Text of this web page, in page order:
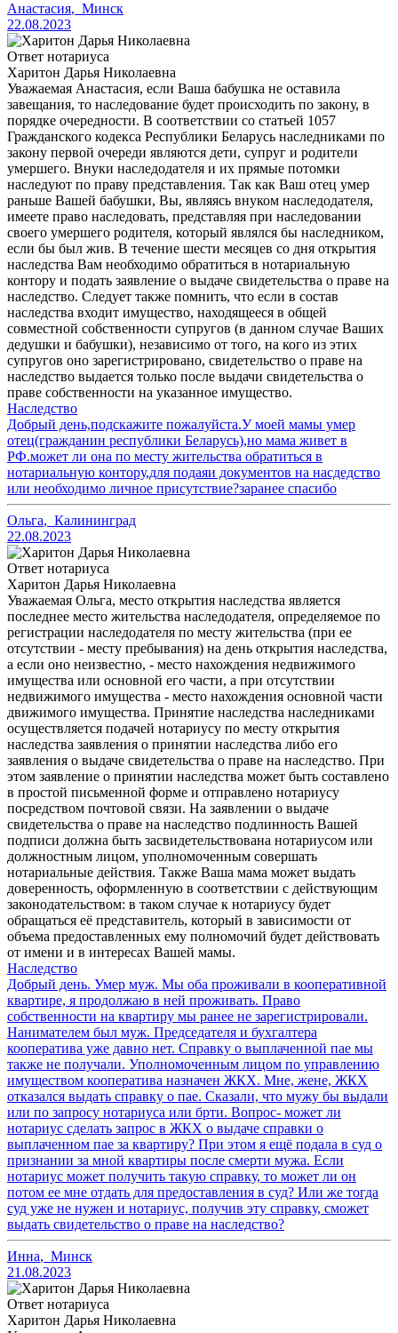
Анастасия, Минск
22.08.2023
Ответ нотариуса
Харитон Дарья Николаевна
Уважаемая Анастасия, если Ваша бабушка не оставила
завещания, то наследование будет происходить по закону, в
порядке очередности. В соответствии со статьей 1057
Гражданского кодекса Республики Беларусь наследниками по
закону первой очереди являются дети, супруг и родители
умершего. Внуки наследодателя и их прямые потомки
наследуют по праву представления. Так как Ваш отец умер
раньше Вашей бабушки, Вы, являясь внуком наследодателя,
имеете право наследовать, представляя при наследовании
своего умершего родителя, который являлся бы наследником,
если бы был жив. В течение шести месяцев со дня открытия
наследства Вам необходимо обратиться в нотариальную
контору и подать заявление о выдаче свидетельства о праве на
наследство. Следует также помнить, что если в состав
наследства входит имущество, находящееся в общей
совместной собственности супругов (в данном случае Ваших
дедушки и бабушки), независимо от того, на кого из этих
супругов оно зарегистрировано, свидетельство о праве на
наследство выдается только после выдачи свидетельства о
праве собственности на указанное имущество.
Наследство
Добрый день,подскажите пожалуйста.У моей мамы умер
отец(гражданин республики Беларусь),но мама живет в
РФ.может ли она по месту жительства обратиться в
нотариальную контору,для подаяи документов на насдедство
или необходимо личное присутствие?заранее спасибо
Ольга, Калининград
22.08.2023
Ответ нотариуса
Харитон Дарья Николаевна
Уважаемая Ольга, место открытия наследства является
последнее место жительства наследодателя, определяемое по
регистрации наследодателя по месту жительства (при ее
отсутствии - месту пребывания) на день открытия наследства,
а если оно неизвестно, - место нахождения недвижимого
имущества или основной его части, а при отсутствии
недвижимого имущества - место нахождения основной части
движимого имущества. Принятие наследства наследниками
осуществляется подачей нотариусу по месту открытия
наследства заявления о принятии наследства либо его
заявления о выдаче свидетельства о праве на наследство. При
этом заявление о принятии наследства может быть составлено
в простой письменной форме и отправлено нотариусу
посредством почтовой связи. На заявлении о выдаче
свидетельства о праве на наследство подлинность Вашей
подписи должна быть засвидетельствована нотариусом или
должностным лицом, уполномоченным совершать
нотариальные действия. Также Ваша мама может выдать
доверенность, оформленную в соответствии с действующим
законодательством: в таком случае к нотариусу будет
обращаться её представитель, который в зависимости от
объема предоставленных ему полномочий будет действовать
от имени и в интересах Вашей мамы.
Наследство
Добрый день. Умер муж. Мы оба проживали в кооперативной
квартире, я продолжаю в ней проживать. Право
собственности на квартиру мы ранее не зарегистрировали.
Нанимателем был муж. Председателя и бухгалтера
кооператива уже давно нет. Справку о выплаченной пае мы
также не получали. Уполномоченным лицом по управлению
имуществом кооператива назначен ЖКХ. Мне, жене, ЖКХ
отказался выдать справку о пае. Сказали, что мужу бы выдали
или по запросу нотариуса или брти. Вопрос- может ли
нотариус сделать запрос в ЖКХ о выдаче справки о
выплаченном пае за квартиру? При этом я ещё подала в суд о
признании за мной квартиры после смерти мужа. Если
нотариус может получить такую справку, то может ли он
потом ее мне отдать для предоставления в суд? Или же тогда
суд уже не нужен и нотариус, получив эту справку, сможет
выдать свидетельство о праве на наследство?
Инна, Минск
21.08.2023
Ответ нотариуса
Харитон Дарья Николаевна